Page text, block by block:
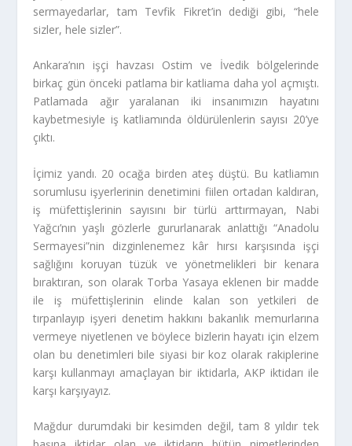
sermayedarlar, tam Tevfik Fikret’in dediği gibi, “hele
sizler, hele sizler”.
Ankara’nın işçi havzası Ostim ve İvedik bölgelerinde
birkaç gün önceki patlama bir katliama daha yol açmıştı.
Patlamada ağır yaralanan iki insanımızın hayatını
kaybetmesiyle iş katliamında öldürülenlerin sayısı 20’ye
çıktı.
İçimiz yandı. 20 ocağa birden ateş düştü. Bu katliamın
sorumlusu işyerlerinin denetimini fiilen ortadan kaldıran,
iş müfettişlerinin sayısını bir türlü arttırmayan, Nabi
Yağcı’nın yaşlı gözlerle gururlanarak anlattığı “Anadolu
Sermayesi”nin dizginlenemez kâr hırsı karşısında işçi
sağlığını koruyan tüzük ve yönetmelikleri bir kenara
bıraktıran, son olarak Torba Yasaya eklenen bir madde
ile iş müfettişlerinin elinde kalan son yetkileri de
tırpanlayıp işyeri denetim hakkını bakanlık memurlarına
vermeye niyetlenen ve böylece bizlerin hayatı için elzem
olan bu denetimleri bile siyasi bir koz olarak rakiplerine
karşı kullanmayı amaçlayan bir iktidarla, AKP iktidarı ile
karşı karşıyayız.
Mağdur durumdaki bir kesimden değil, tam 8 yıldır tek